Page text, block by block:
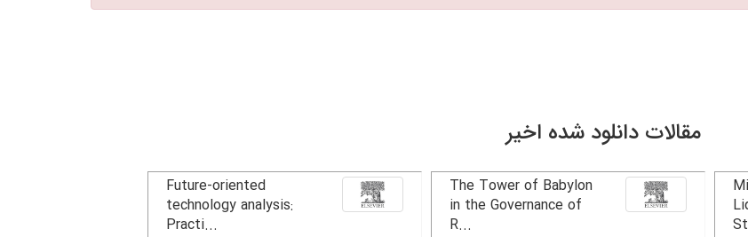
مقالات دانلود شده اخیر
The Tower of Babylon
in the Governance of
R...
Future-oriented
technology analysis:
Practi...